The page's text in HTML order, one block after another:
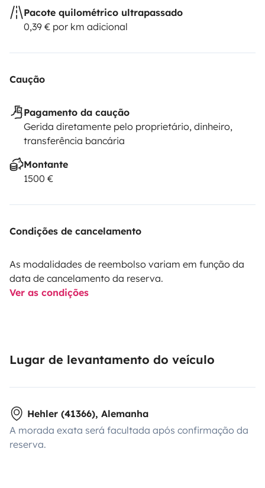
Pacote quilométrico ultrapassado
0,39 € por km adicional
Caução
Pagamento da caução
Gerida diretamente pelo proprietário, dinheiro,
transferência bancária
Montante
1500 €
Condições de cancelamento
As modalidades de reembolso variam em função da
data de cancelamento da reserva.
Ver as condições
Lugar de levantamento do veículo
Hehler (41366), Alemanha
A morada exata será facultada após confirmação da
reserva.